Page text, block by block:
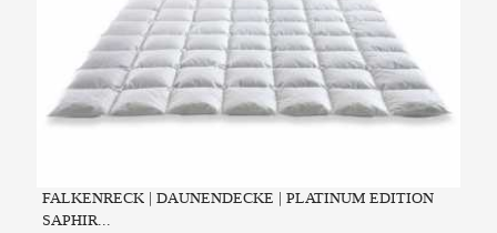
FALKENRECK | DAUNENDECKE | PLATINUM EDITION
SAPHIR...